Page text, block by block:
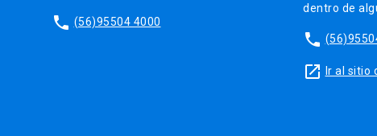
phone (56)95504 4000
dentro de
phone
launch Ir al sitio